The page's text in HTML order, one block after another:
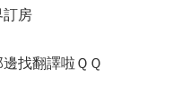
訂房
找翻譯啦ＱＱ